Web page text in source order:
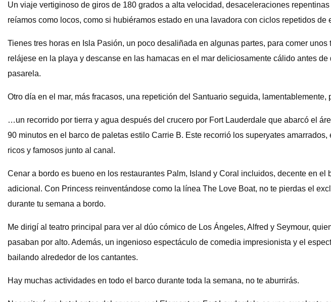
Un viaje vertiginoso de giros de 180 grados a alta velocidad, desaceleraciones
reíamos como locos, como si hubiéramos estado en una lavadora con ciclos repetidos de
Tienes tres horas en Isla Pasión, un poco desaliñada en algunas partes, para comer
relájese en la playa y descanse en las hamacas en el mar deliciosamente cálido antes
pasarela.
Otro día en el mar, más fracasos, una repetición del Santuario seguida, lamentablemente,
…un recorrido por tierra y agua después del crucero por Fort Lauderdale que abarcó el
90 minutos en el barco de paletas estilo Carrie B. Este recorrió los superyates
ricos y famosos junto al canal.
Cenar a bordo es bueno en los restaurantes Palm, Island y Coral incluidos, decente en
adicional. Con Princess reinventándose como la línea The Love Boat, no te pierdas el
durante tu semana a bordo.
Me dirigí al teatro principal para ver al dúo cómico de Los Ángeles, Alfred y Seymour,
pasaban por alto. Además, un ingenioso espectáculo de comedia impresionista y el
bailando alrededor de los cantantes.
Hay muchas actividades en todo el barco durante toda la semana, no te aburrirás.